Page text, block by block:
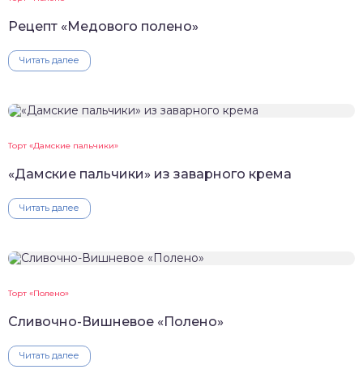
Рецепт «Медового полено»
Читать далее
Торт «Дамские пальчики»
«Дамские пальчики» из заварного крема
Читать далее
Торт «Полено»
Сливочно-Вишневое «Полено»
Читать далее